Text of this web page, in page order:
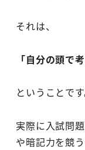
それは、
「自分の頭で
ということです
実際に入試問
や暗記力を競